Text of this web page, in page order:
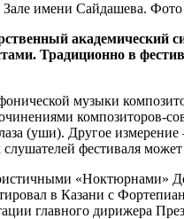
имени Сайдашева. Фото
академический
Традиционно в
музыки
композиторов-
(уши). Другое
фестиваля может
«Ноктюрнами»
в Казани с
главного дирижера